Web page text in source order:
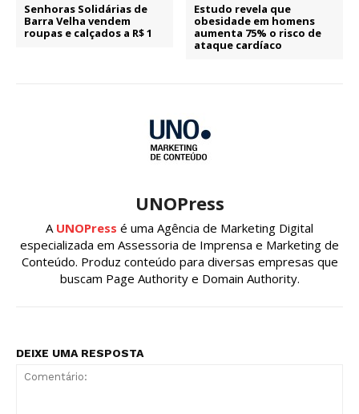
Senhoras Solidárias de
Barra Velha vendem
roupas e calçados a R$ 1
Estudo revela que
obesidade em homens
aumenta 75% o risco de
ataque cardíaco
UNOPress
A UNOPress é uma Agência de Marketing Digital
especializada em Assessoria de Imprensa e Marketing de
Conteúdo. Produz conteúdo para diversas empresas que
buscam Page Authority e Domain Authority.
DEIXE UMA RESPOSTA